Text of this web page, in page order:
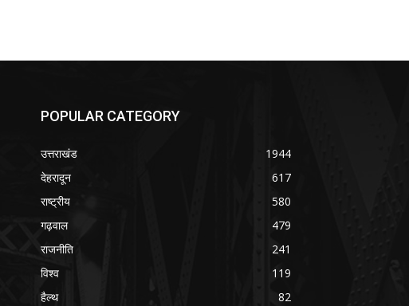
POPULAR CATEGORY
उत्तराखंड
1944
देहरादून
617
राष्ट्रीय
580
गढ़वाल
479
राजनीति
241
विश्व
119
हैल्थ
82